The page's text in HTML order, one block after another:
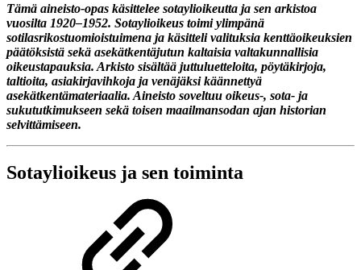
Tämä aineisto-opas käsittelee sotaylioikeutta ja sen arkistoa
vuosilta 1920–1952. Sotaylioikeus toimi ylimpänä
sotilasrikostuomioistuimena ja käsitteli valituksia kenttäoikeuksien
päätöksistä sekä asekätkentäjutun kaltaisia valtakunnallisia
oikeustapauksia. Arkisto sisältää juttuluetteloita, pöytäkirjoja,
taltioita, asiakirjavihkoja ja venäjäksi käännettyä
asekätkentämateriaalia. Aineisto soveltuu oikeus-, sota- ja
sukututkimukseen sekä toisen maailmansodan ajan historian
selvittämiseen.
Sotaylioikeus ja sen toiminta